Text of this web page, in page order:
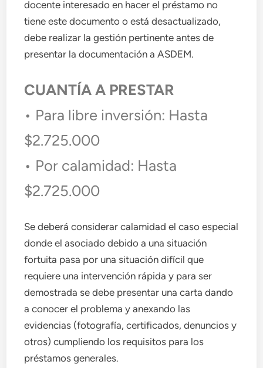
docente interesado en hacer el préstamo no
tiene este documento o está desactualizado,
debe realizar la gestión pertinente antes de
presentar la documentación a ASDEM.
CUANTÍA A PRESTAR
• Para libre inversión: Hasta
$2.725.000
• Por calamidad: Hasta
$2.725.000
Se deberá considerar calamidad el caso especial
donde el asociado debido a una situación
fortuita pasa por una situación difícil que
requiere una intervención rápida y para ser
demostrada se debe presentar una carta dando
a conocer el problema y anexando las
evidencias (fotografía, certificados, denuncios y
otros) cumpliendo los requisitos para los
préstamos generales.